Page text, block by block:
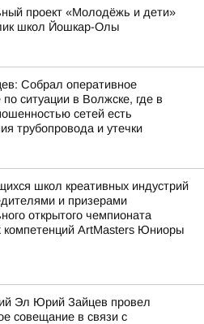
проект «Молодёжь и дети»
школ Йошкар-Олы
Собрал оперативное
ситуации в Волжске, где в
сетей есть
трубопровода и утечки
школ креативных индустрий
и призерами
открытого чемпионата
компетенций ArtMasters Юниоры
Эл Юрий Зайцев провел
совещание в связи с